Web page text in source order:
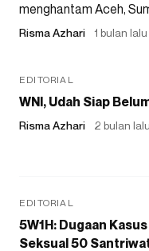
menghantam Aceh,
Risma Azhari 1 bulan lalu
EDITORIAL
WNI, Udah Siap
Risma Azhari 2 bulan lalu
EDITORIAL
5W1H: Dugaan
Seksual 50